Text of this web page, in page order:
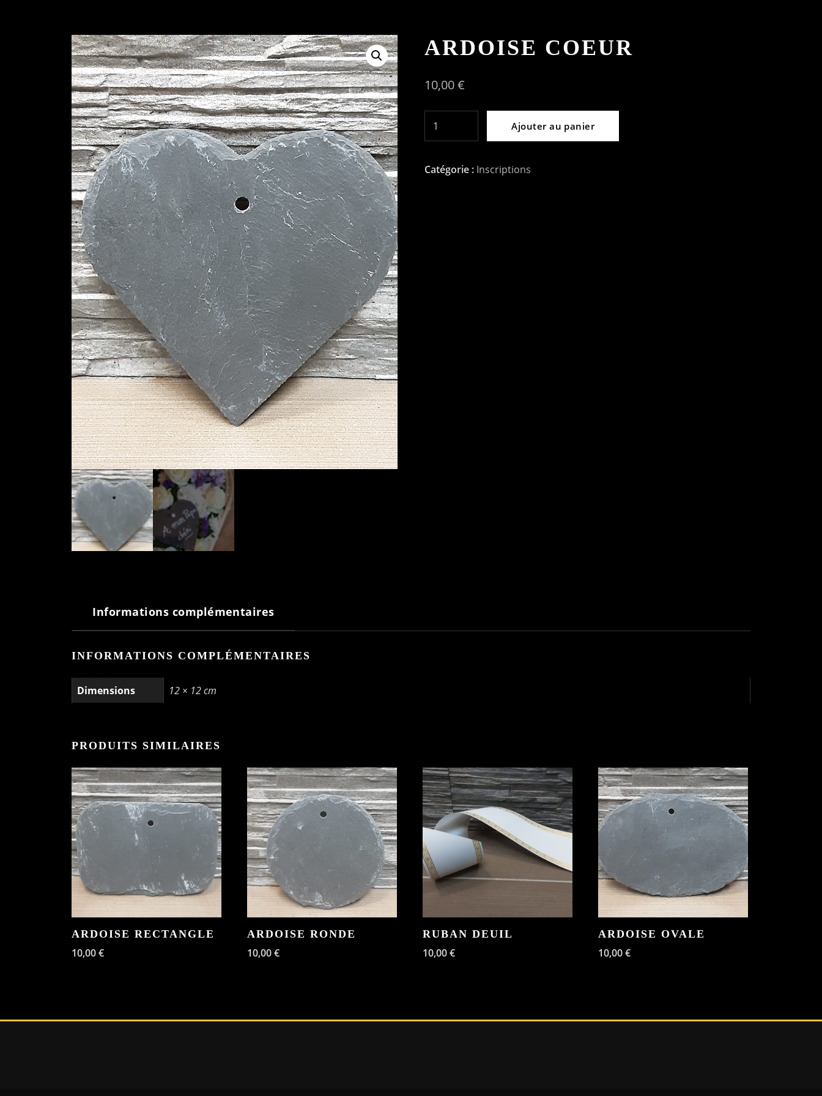
ARDOISE COEUR
10,00€
coeur
Ajouter au panier
Catégorie : Inscriptions
Informations complémentaires
INFORMATIONS COMPLÉMENTAIRES
Dimensions 12 × 12 cm
PRODUITS SIMILAIRES
ARDOISE RECTANGLE
10,00€
ARDOISE RONDE
10,00€
RUBAN DEUIL
10,00€
ARDOISE OVALE
10,00€